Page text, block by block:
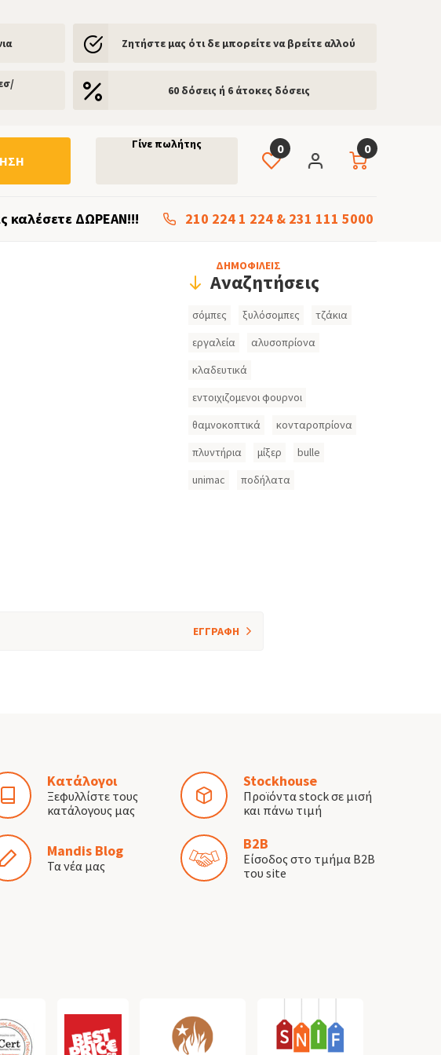
Ζητήστε μας ότι δε μπορείτε να βρείτε αλλού
60 δόσεις ή 6 άτοκες δόσεις
0
Γίνε πωλήτης 0
καλέσετε ΔΩΡΕΑΝ!!! 210 224 1 224 & 231 111 5000
HeaderΔΗΜΟΦΙΛΕΙΣ
Αναζητήσεις
Search
σόμπες ξυλόσομπες
τζάκια
εργαλεία
αλυσοπρίονα
κλαδευτικά
εντοιχιζομενοι φουρνοι
θαμνοκοπτικά
κονταροπρίονα
πλυντήρια
μίξερ
bulle
unimac
ποδήλατα
ΕΓΓΡΑΦΗ
Κατάλογοι
Ξεφυλλίστε τους
κατάλογους μας
Stockhouse
Προϊόντα stock σε μισή
και πάνω τιμή
Mandis Blog
Τα νέα μας
B2B
Είσοδος στο τμήμα B2B
του site